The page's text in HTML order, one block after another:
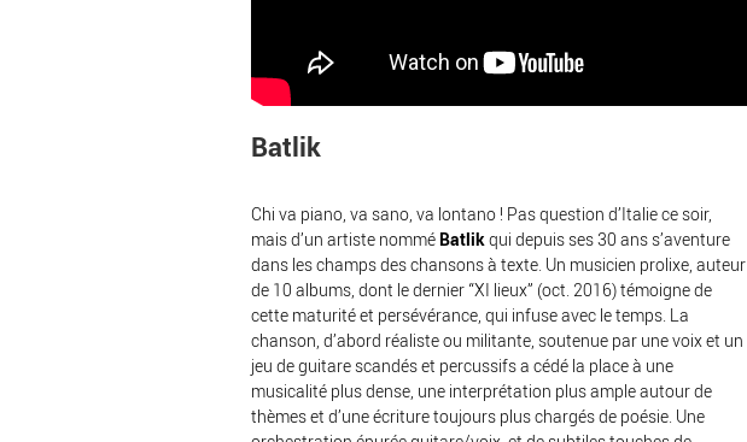
Batlik
Chi va piano, va sano, va lontano ! Pas question d’Italie ce soir,
mais d’un artiste nommé Batlikqui depuis ses 30 ans s’aventure
dans les champs des chansons à texte. Un musicien prolixe, auteur
de 10 albums, dont le dernier “XI lieux” (oct. 2016) témoigne de
cette maturité et persévérance, qui infuse avec le temps. La
chanson, d’abord réaliste ou militante, soutenue par une voix et un
jeu de guitare scandés et percussifs a cédé la place à une
musicalité plus dense, une interprétation plus ample autour de
thèmes et d’une écriture toujours plus chargés de poésie. Une